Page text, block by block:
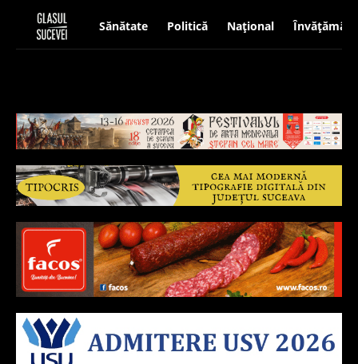
Sănătate Politică Național Învățământ